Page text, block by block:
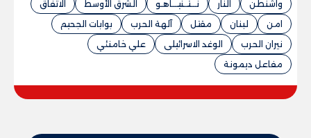
واشنطن
النار نـــتــنيـــاهـو الشرق الأوسط
الاتفاق
امن
لبنان مقتل آلهة الحرب
بوابات الجحيم
نيران الحرب
الوغد الاسرائيلى
علي خامنئي
مفاعل ديمونة